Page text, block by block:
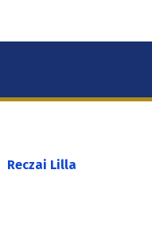
Reczai Lilla